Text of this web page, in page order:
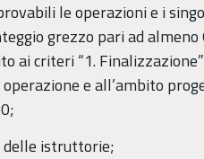
le operazioni e i
grezzo pari ad
ai criteri “1.
e all’ambito
istruttorie;